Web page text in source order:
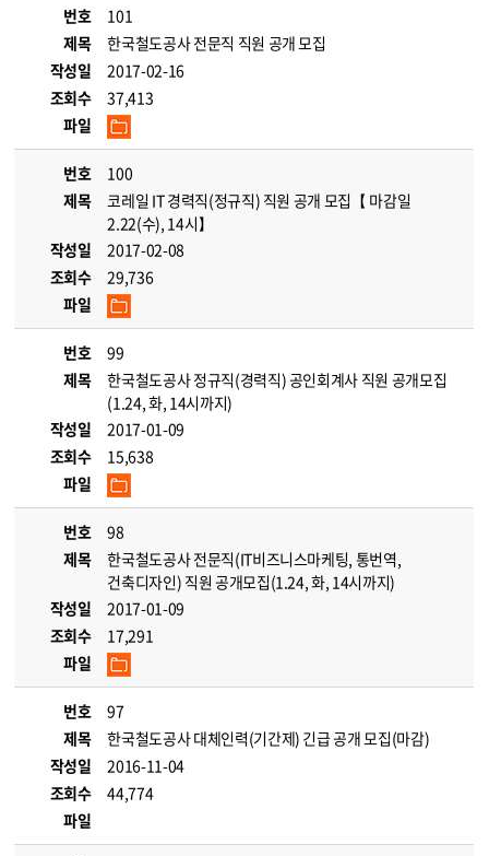
번호
101
제목
한국철도공사 전문직 직원 공개 모집
작성일
2017-02-16
조회수
37,413
파일
번호
100
제목
코레일 IT 경력직(정규직) 직원 공개 모집【 마감일
2.22(수), 14시】
작성일
2017-02-08
조회수
29,736
파일
번호
99
제목
한국철도공사 정규직(경력직) 공인회계사 직원 공개모집
(1.24, 화, 14시까지)
작성일
2017-01-09
조회수
15,638
파일
번호
98
제목
한국철도공사 전문직(IT비즈니스마케팅, 통번역,
건축디자인) 직원 공개모집(1.24, 화, 14시까지)
작성일
2017-01-09
조회수
17,291
파일
번호
97
제목
한국철도공사 대체인력(기간제) 긴급 공개 모집(마감)
작성일
2016-11-04
조회수
44,774
파일